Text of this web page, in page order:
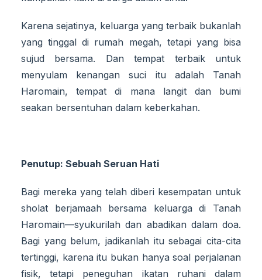
Karena sejatinya, keluarga yang terbaik bukanlah
yang tinggal di rumah megah, tetapi yang bisa
sujud bersama. Dan tempat terbaik untuk
menyulam kenangan suci itu adalah Tanah
Haromain, tempat di mana langit dan bumi
seakan bersentuhan dalam keberkahan.
Penutup: Sebuah Seruan Hati
Bagi mereka yang telah diberi kesempatan untuk
sholat berjamaah bersama keluarga di Tanah
Haromain—syukurilah dan abadikan dalam doa.
Bagi yang belum, jadikanlah itu sebagai cita-cita
tertinggi, karena itu bukan hanya soal perjalanan
fisik, tetapi peneguhan ikatan ruhani dalam